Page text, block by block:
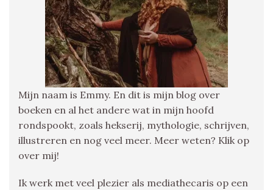
Mijn naam is Emmy. En dit is mijn blog over
boeken en al het andere wat in mijn hoofd
rondspookt, zoals hekserij, mythologie, schrijven,
illustreren en nog veel meer. Meer weten? Klik op
over mij!
Ik werk met veel plezier als mediathecaris op een